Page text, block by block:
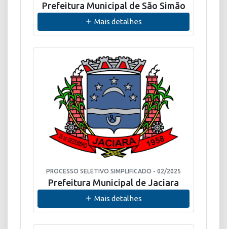
Prefeitura Municipal de São Simão
Mais detalhes
PROCESSO SELETIVO SIMPLIFICADO - 02/2025
Prefeitura Municipal de Jaciara
Mais detalhes